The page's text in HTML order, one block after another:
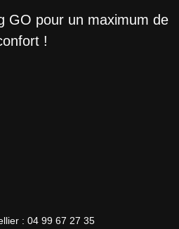
GO pour un maximum de
!
: 04 99 67 27 35